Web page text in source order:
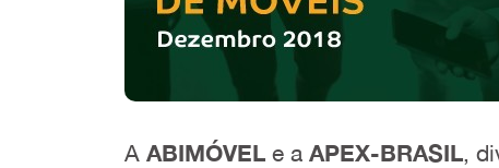
A ABIMÓVEL e a APEX-BRASIL,